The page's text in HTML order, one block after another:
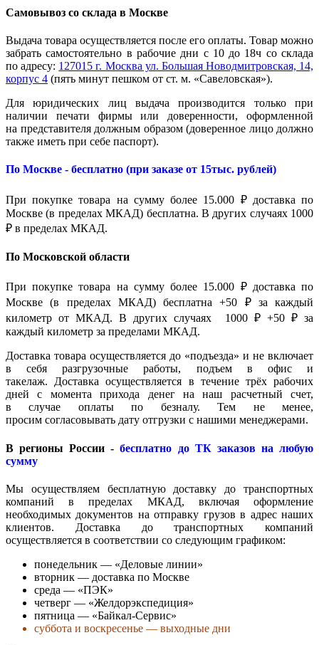
Самовывоз со склада в Москве
Выдача товара осуществляется после его оплаты. Товар можно
забрать самостоятельно в рабочие дни с 10 до 18ч со склада
по адресу: 127015 г. Москва ул. Большая Новодмитровская, 14,
корпус 4 (пять минут пешком от ст. м. «Савеловская»).
Для юридических лиц выдача производится только при
наличии печати фирмы или доверенности, оформленной
на представителя должным образом (доверенное лицо должно
также иметь при себе паспорт).
По Москве - бесплатно (при заказе от 15тыс. рублей)
При покупке товара на сумму более 15.000 ₽ доставка по
Москве (в пределах МКАД) бесплатна. В других случаях 1000
₽ в пределах МКАД.
По Московской области
При покупке товара на сумму более 15.000 ₽ доставка по
Москве (в пределах МКАД) бесплатна +50 ₽ за каждый
километр от МКАД. В других случаях 1000 ₽ +50 ₽ за
каждый километр за пределами МКАД.
Доставка товара осуществляется до «подъезда» и не включает
в себя разгрузочные работы, подъем в офис и
такелаж. Доставка осуществляется в течение трёх рабочих
дней с момента прихода денег на наш расчетный счет,
в случае оплаты по безналу. Тем не менее,
просим согласовывать дату отгрузки с нашими менеджерами.
В регионы России -бесплатно до ТК заказов на любую
сумму
Мы осуществляем бесплатную доставку до транспортных
компаний в пределах МКАД, включая оформление
необходимых документов на отправку грузов в адрес наших
клиентов. Доставка до транспортных компаний
осуществляется в соответствии со следующим графиком:
понедельник — «Деловые линии»
вторник — доставка по Москве
среда — «ПЭК»
четверг — «Желдорэкспедиция»
пятница — «Байкал-Сервис»
суббота и воскресенье — выходные дни